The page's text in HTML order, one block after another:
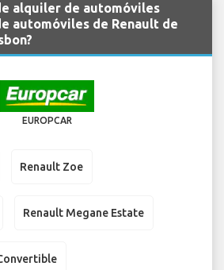
alquiler de automóviles
automóviles de Renault de
EUROPCAR
Renault Zoe
Renault Megane Estate